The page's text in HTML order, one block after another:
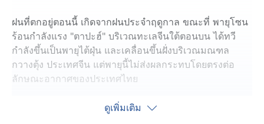
ฝนที่ตกอยู่ตอนนี้ เกิดจากฝนประจำฤดูกาล ขณะที่ พายุโซน
ร้อนกำลังแรง "ตาปะฮ์" บริเวณทะเลจีนใต้ตอนบน ได้ทวี
กำลังขึ้นเป็นพายุไต้ฝุ่น และเคลื่อนขึ้นฝั่งบริเวณมณฑล
กวางตุ้ง ประเทศจีน แต่พายุนี้ไม่ส่งผลกระทบโดยตรงต่อ
ลักษณะอากาศของประเทศไทย
ด้าน นายสมควร ต้นจาน ผอ.กองพยากรณ์อากาศ กรม
ดูเพิ่มเติม